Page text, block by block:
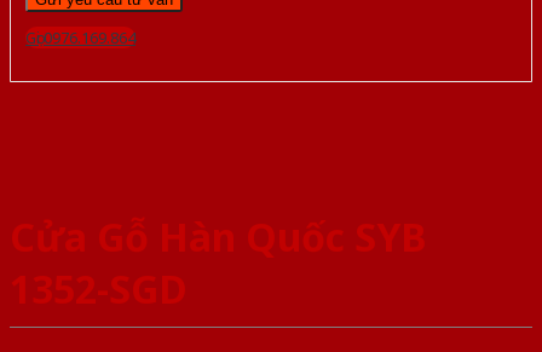
Gọi 0976.169.864
Cửa Gỗ Hàn Quốc SYB
1352-SGD